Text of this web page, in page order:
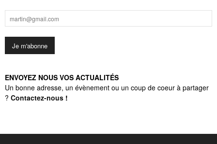
ENVOYEZ NOUS VOS ACTUALITÉS
Un bonne adresse, un évènement ou un coup de coeur à partager
? Contactez-nous !